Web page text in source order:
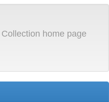
Collection home page